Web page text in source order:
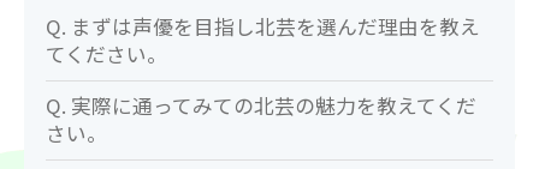
Q. まずは声優を目指し北芸を選んだ理由を教え
てください。
Q. 実際に通ってみての北芸の魅力を教えてくだ
さい。